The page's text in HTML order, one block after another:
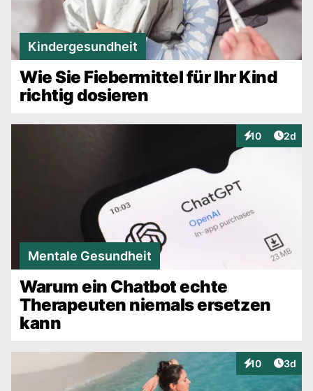
Kindergesundheit
Wie Sie Fiebermittel für Ihr Kind
richtig dosieren
10
Interaktionen
2d
Mentale Gesundheit
Warum ein Chatbot echte
Therapeuten niemals ersetzen
kann
10
Interaktionen
3d